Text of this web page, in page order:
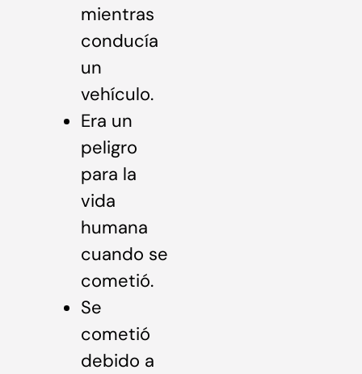
mientras
conducía
un
vehículo.
Era un
peligro
para la
vida
humana
cuando se
cometió.
Se
cometió
debido a